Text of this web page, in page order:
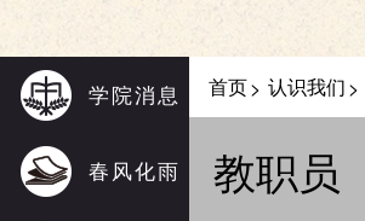
学院消息
春风化雨
首页> 认识我们>
教职员